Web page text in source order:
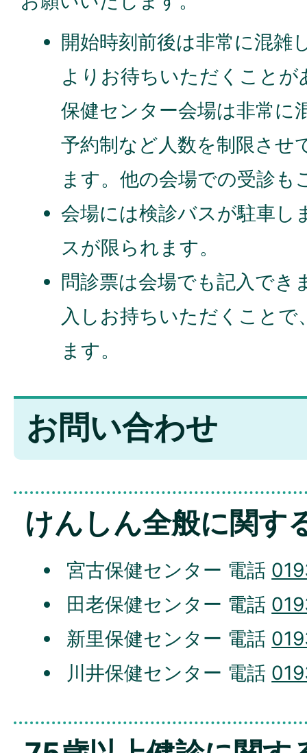
開始時刻前後は非常に混雑
よりお待ちいただくこと
保健センター会場は非常に
予約制など人数を制限させ
ます。他の会場での受診も
会場には検診バスが駐車し
スが限られます。
問診票は会場でも記入でき
入しお持ちいただくことで
ます。
お問い合わせ
けんしん全般に関す
宮古保健センター 電話
田老保健センター 電話
新里保健センター 電話
川井保健センター 電話